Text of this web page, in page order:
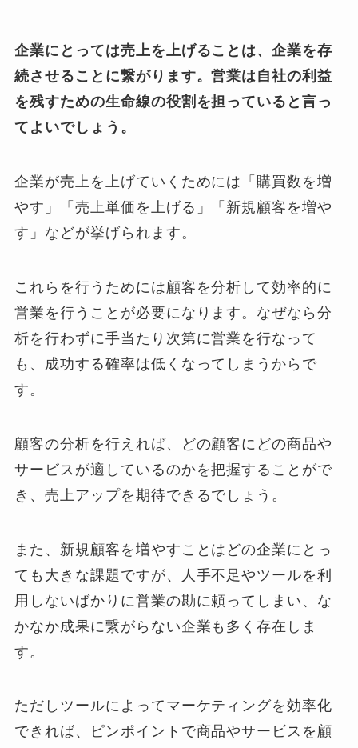
企業にとっては売上を上げることは、企業を存
続させることに繋がります。営業は自社の利益
を残すための生命線の役割を担っていると言っ
てよいでしょう。
企業が売上を上げていくためには「購買数を増
やす」「売上単価を上げる」「新規顧客を増や
す」などが挙げられます。
これらを行うためには顧客を分析して効率的に
営業を行うことが必要になります。なぜなら分
析を行わずに手当たり次第に営業を行なって
も、成功する確率は低くなってしまうからで
す。
顧客の分析を行えれば、どの顧客にどの商品や
サービスが適しているのかを把握することがで
き、売上アップを期待できるでしょう。
また、新規顧客を増やすことはどの企業にとっ
ても大きな課題ですが、人手不足やツールを利
用しないばかりに営業の勘に頼ってしまい、な
かなか成果に繋がらない企業も多く存在しま
す。
ただしツールによってマーケティングを効率化
できれば、ピンポイントで商品やサービスを顧